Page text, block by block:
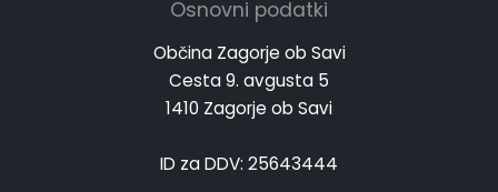
Osnovni podatki
Občina Zagorje ob Savi
Cesta 9. avgusta 5
1410 Zagorje ob Savi
ID za DDV: 25643444